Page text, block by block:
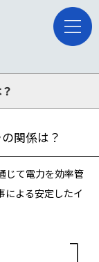
関係は？
じて電力を効率管
による安定したイ